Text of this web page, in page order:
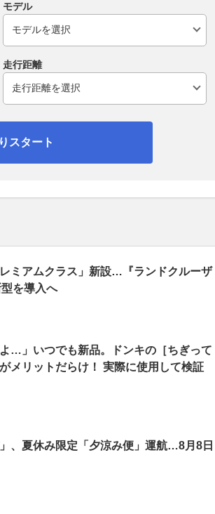
モデル
走行距離
スタート
ミアムクラス」新設…『ランドクルーザ
を導入へ
…」いつでも新品。ドンキの［ちぎって
メリットだらけ！ 実際に使用して検証
、夏休み限定「夕涼み便」運航…8月8日